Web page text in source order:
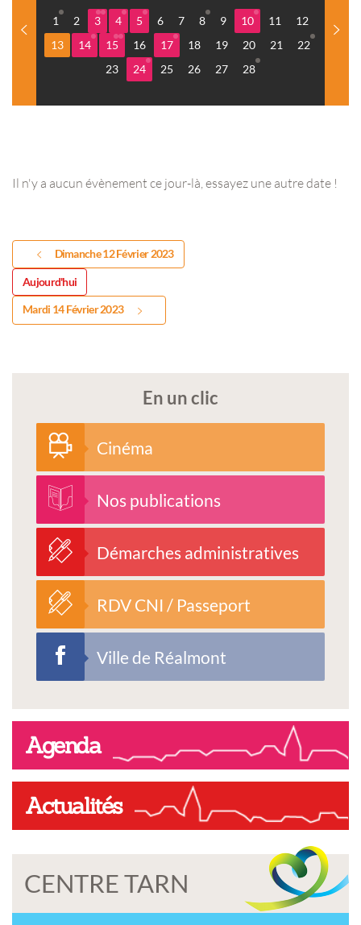
1 2 3 4 5 6 7 8 9 10 11
12
13
14 15 16 17 18 19 20 21
22
23
24 25 26 27 28
Il n'y a aucun évènement ce jour-là, essayez une autre date !
Dimanche 12 Février 2023
Aujourd'hui
Mardi 14 Février 2023
En un clic
Cinéma
Nos publications
Démarches administratives
RDV CNI / Passeport
Ville de Réalmont
Agenda
Actualités
CENTRE TARN